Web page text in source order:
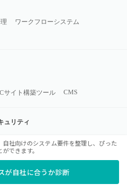
ワークフローシステム
サイト構築ツール CMS
ュリティ
社向けのシステム要件を整理し、ぴった
できます。
が自社に合うか診断